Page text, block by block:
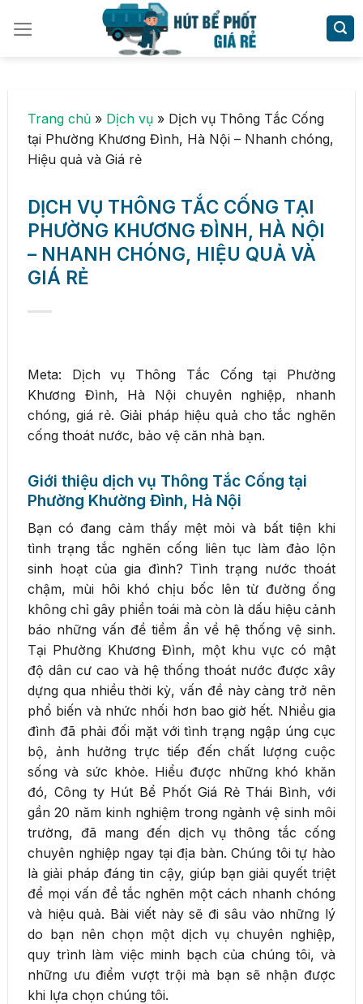
Trang chủ » Dịch vụ » Dịch vụ Thông Tắc Cống
tại Phường Khương Đình, Hà Nội – Nhanh chóng,
Hiệu quả và Giá rẻ
DỊCH VỤ THÔNG TẮC CỐNG TẠI
PHƯỜNG KHƯƠNG ĐÌNH, HÀ NỘI
– NHANH CHÓNG, HIỆU QUẢ VÀ
GIÁ RẺ
Meta: Dịch vụ Thông Tắc Cống tại Phường
Khương Đình, Hà Nội chuyên nghiệp, nhanh
chóng, giá rẻ. Giải pháp hiệu quả cho tắc nghẽn
cống thoát nước, bảo vệ căn nhà bạn.
Giới thiệu dịch vụ Thông Tắc Cống tại
Phường Khường Đình, Hà Nội
Bạn có đang cảm thấy mệt mỏi và bất tiện khi
tình trạng tắc nghẽn cống liên tục làm đảo lộn
sinh hoạt của gia đình? Tình trạng nước thoát
chậm, mùi hôi khó chịu bốc lên từ đường ống
không chỉ gây phiền toái mà còn là dấu hiệu cảnh
báo những vấn đề tiềm ẩn về hệ thống vệ sinh.
Tại Phường Khương Đình, một khu vực có mật
độ dân cư cao và hệ thống thoát nước được xây
dựng qua nhiều thời kỳ, vấn đề này càng trở nên
phổ biến và nhức nhối hơn bao giờ hết. Nhiều gia
đình đã phải đối mặt với tình trạng ngập úng cục
bộ, ảnh hưởng trực tiếp đến chất lượng cuộc
sống và sức khỏe. Hiểu được những khó khăn
đó, Công ty Hút Bể Phốt Giá Rẻ Thái Bình, với
gần 20 năm kinh nghiệm trong ngành vệ sinh môi
trường, đã mang đến dịch vụ thông tắc cống
chuyên nghiệp ngay tại địa bàn. Chúng tôi tự hào
là giải pháp đáng tin cậy, giúp bạn giải quyết triệt
để mọi vấn đề tắc nghẽn một cách nhanh chóng
và hiệu quả. Bài viết này sẽ đi sâu vào những lý
do bạn nên chọn một dịch vụ chuyên nghiệp,
quy trình làm việc minh bạch của chúng tôi, và
những ưu điểm vượt trội mà bạn sẽ nhận được
khi lựa chọn chúng tôi.